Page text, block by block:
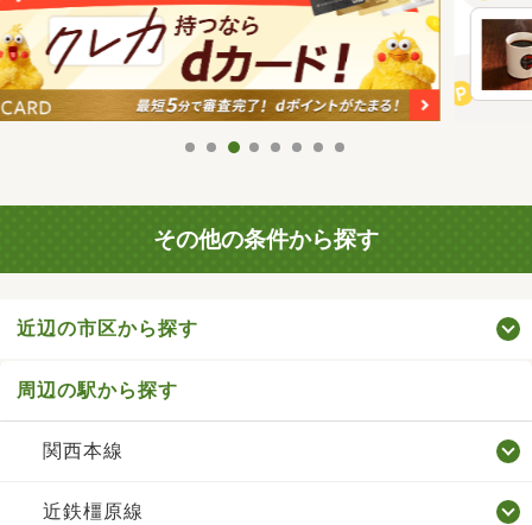
その他の条件から探す
近辺の市区から探す
周辺の駅から探す
関西本線
近鉄橿原線